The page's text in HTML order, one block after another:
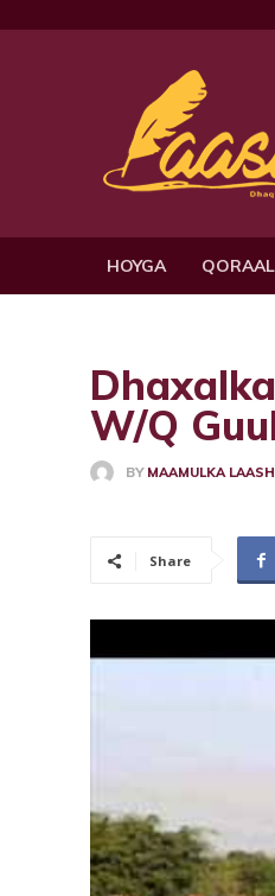
HOYGA
W/Q
BY MAAMULKA
Share